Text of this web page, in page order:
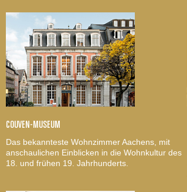
COUVEN-MUSEUM
Das bekannteste Wohnzimmer Aachens, mit
anschaulichen Einblicken in die Wohnkultur des
18. und frühen 19. Jahrhunderts.